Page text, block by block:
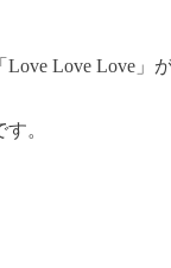
Love Love」
。